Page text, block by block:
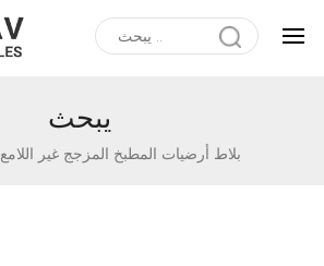
يبحث
بلاط أرضيات المطبخ المزجج غير اللامع